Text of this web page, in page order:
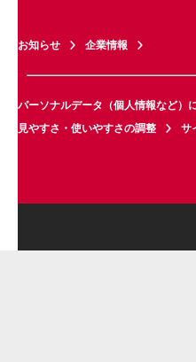
お知らせ 企業情報
パーソナルデータ（個人情報など）
見やすさ・使いやすさの調整
サ